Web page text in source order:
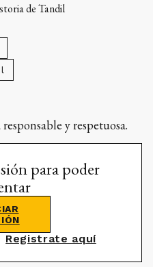
de Tandil
y respetuosa.
para poder
Registrate aquí